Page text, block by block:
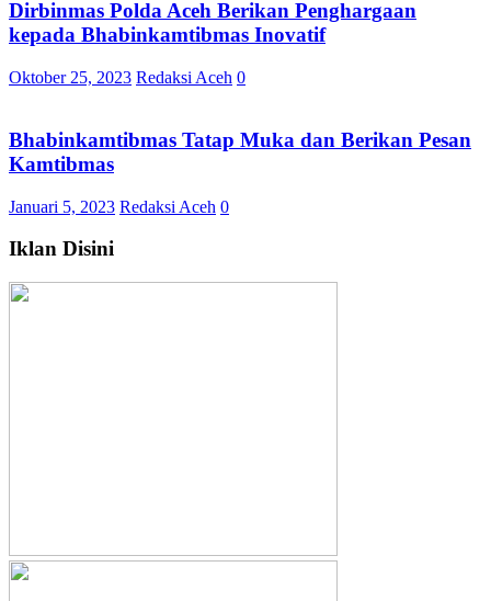
Dirbinmas Polda Aceh Berikan Penghargaan
kepada Bhabinkamtibmas Inovatif
Oktober 25, 2023 Redaksi Aceh 0
Bhabinkamtibmas Tatap Muka dan Berikan Pesan
Kamtibmas
Januari 5, 2023 Redaksi Aceh 0
Iklan Disini